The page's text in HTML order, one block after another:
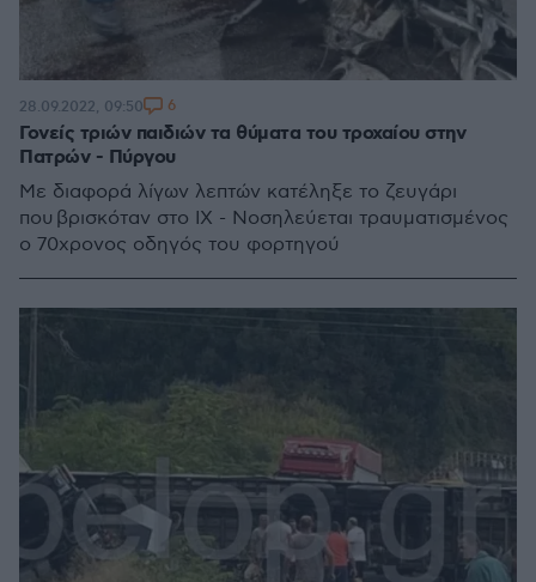
Γονείς τριών παιδιών τα θύματα του τροχαίου στην
Πατρών - Πύργου
Με διαφορά λίγων λεπτών κατέληξε το ζευγάρι
που βρισκόταν στο ΙΧ - Νοσηλεύεται τραυματισμένος
ο 70χρονος οδηγός του φορτηγού
28.09.2022, 09:50 6